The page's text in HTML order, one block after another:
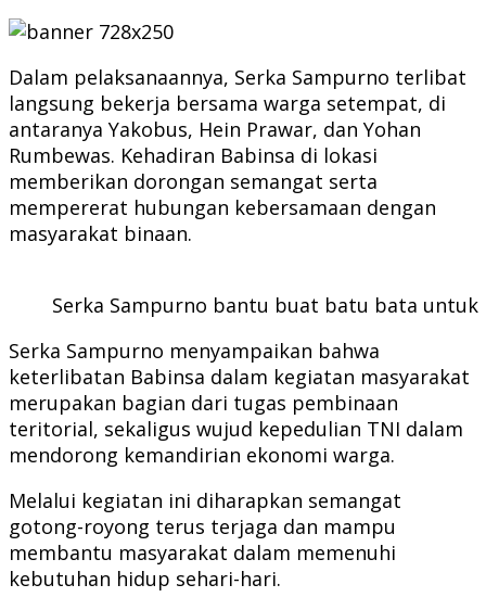
Dalam pelaksanaannya, Serka Sampurno terlibat
langsung bekerja bersama warga setempat, di
antaranya Yakobus, Hein Prawar, dan Yohan
Rumbewas. Kehadiran Babinsa di lokasi
memberikan dorongan semangat serta
mempererat hubungan kebersamaan dengan
masyarakat binaan.
Serka Sampurno bantu buat batu bata untuk
Serka Sampurno menyampaikan bahwa
keterlibatan Babinsa dalam kegiatan masyarakat
merupakan bagian dari tugas pembinaan
teritorial, sekaligus wujud kepedulian TNI dalam
mendorong kemandirian ekonomi warga.
Melalui kegiatan ini diharapkan semangat
gotong-royong terus terjaga dan mampu
membantu masyarakat dalam memenuhi
kebutuhan hidup sehari-hari.